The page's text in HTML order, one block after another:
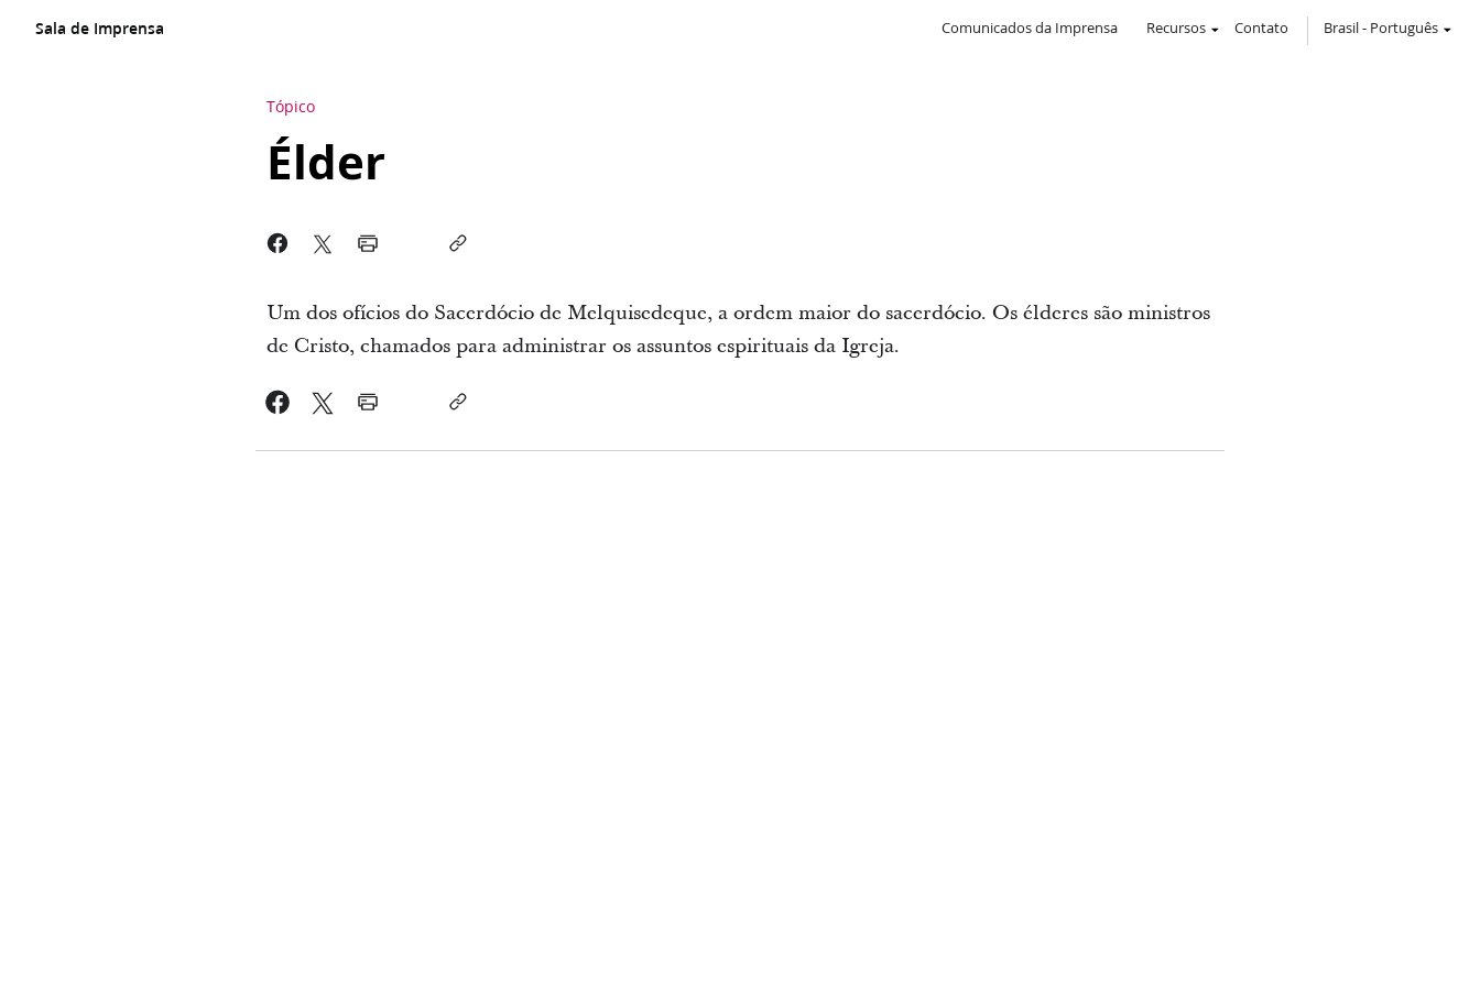
Sala de Imprensa Comunicados da Imprensa Recursos Contato Brasil- Português
Tópico
Élder
Um dos ofícios do Sacerdócio de Melquisedeque, a ordem maior do sacerdócio. Os élderes são ministros
de Cristo, chamados para administrar os assuntos espirituais da Igreja.